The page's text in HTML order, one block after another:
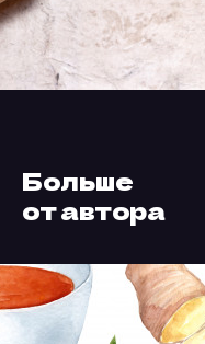
Больше
от автора